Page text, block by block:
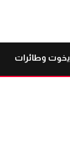
يخوت وطائرات